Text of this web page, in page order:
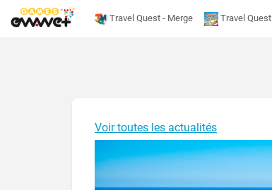
Travel Quest - Merge Travel Quest
Voir toutes les actualités